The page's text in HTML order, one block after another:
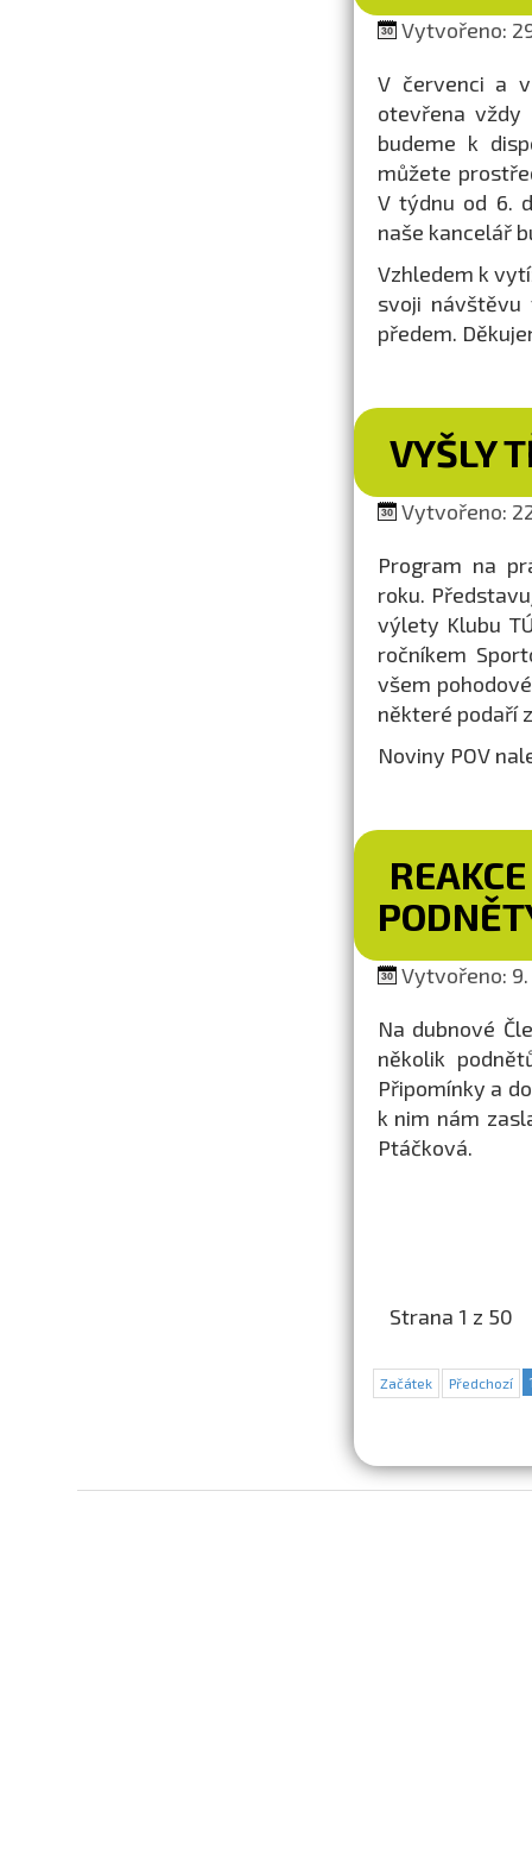
Vytvořeno:
V červenci a
otevřena
budeme k
můžete
V týdnu od 6.
naše kancelář
Vzhledem k
svoji návštěvu
předem.
VYŠLY
Vytvořeno:
Program na
roku.
výlety Klubu
ročníkem
všem
některé podaří
Noviny POV
Vytvořeno: 9.
Na dubnové
několik
Připomínky a
k nim nám
Ptáčková.
Strana 1 z 50
Začátek Předchozí